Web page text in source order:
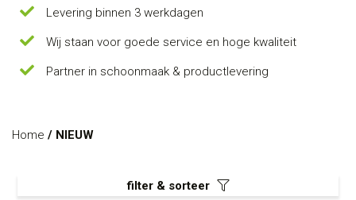
Levering binnen 3 werkdagen
Wij staan voor goede service en hoge kwaliteit
Partner in schoonmaak & productlevering
Home / NIEUW
filter & sorteer